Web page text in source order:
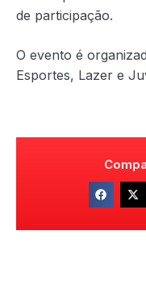
de participação.
O evento é
Esportes, Lazer e